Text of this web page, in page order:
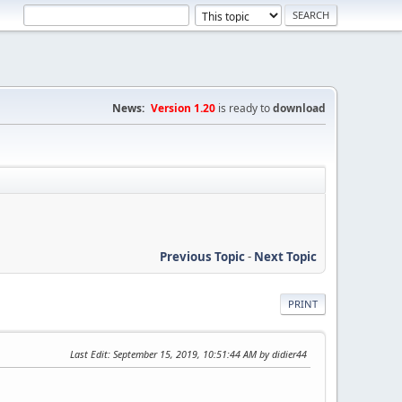
News: Version 1.20 is ready todownload
Previous Topic- Next Topic
PRINT
Last Edit: September 15, 2019, 10:51:44 AM by didier44